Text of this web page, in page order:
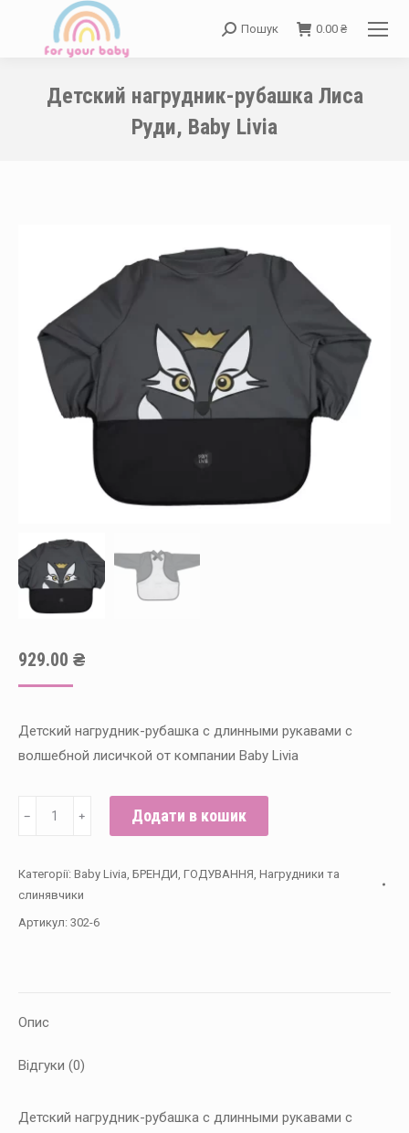
Search:
Пошук 0.00 ₴
Детский нагрудник-рубашка Лиса
Руди, Baby Livia
929.00 ₴
Детский нагрудник-рубашка с длинными рукавами с
волшебной лисичкой от компании Baby Livia
Детский
Лиса
Baby
﹣ ﹢ Додати в кошик
Категорії: Baby Livia, БРЕНДИ, ГОДУВАННЯ, Нагрудники та
слинявчики
Артикул: 302-6
Опис
Відгуки (0)
Детский нагрудник-рубашка с длинными рукавами с